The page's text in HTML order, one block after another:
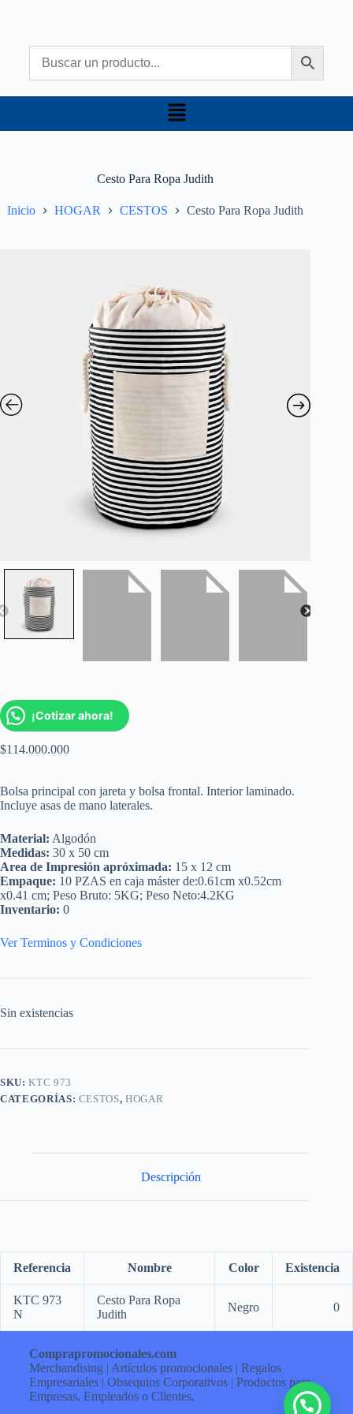
Cesto Para Ropa Judith
Inicio HOGAR CESTOS Cesto Para Ropa Judith
¡Cotizar ahora!
$114.000.000
Bolsa principal con jareta y bolsa frontal. Interior laminado.
Incluye asas de mano laterales.
Material: Algodón
Medidas: 30 x 50 cm
Area de Impresión apróximada: 15 x 12 cm
Empaque: 10 PZAS en caja máster de:0.61cm x0.52cm
x0.41 cm; Peso Bruto: 5KG; Peso Neto:4.2KG
Inventario: 0
Ver Terminos y Condiciones
Sin existencias
SKU:KTC 973
CATEGORÍAS: CESTOS,HOGAR
Descripción
Referencia Nombre Color Existencia
KTC 973
N
Cesto Para Ropa
Judith
Negro 0
Comprapromocionales.com
Merchandising | Artículos promocionales | Regalos
Empresariales | Obsequios Corporativos | Productos para
Empresas, Empleados o Clientes.